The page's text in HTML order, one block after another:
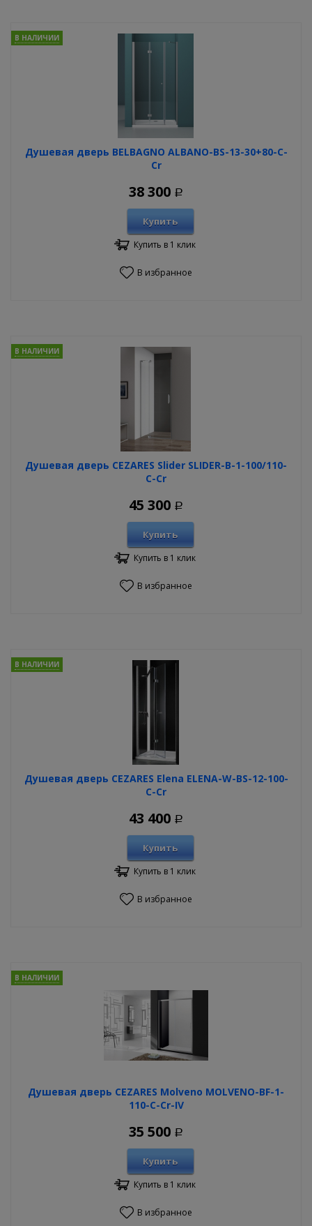
Душевая дверь BELBAGNO ALBANO-BS-13-30+80-C-
Cr
В НАЛИЧИИ
38 300 Р
Купить
Купить в 1 клик
В избранное
Душевая дверь CEZARES Slider SLIDER-B-1-100/110-
C-Cr
В НАЛИЧИИ
45 300 Р
Купить
Купить в 1 клик
В избранное
Душевая дверь CEZARES Elena ELENA-W-BS-12-100-
C-Cr
В НАЛИЧИИ
43 400 Р
Купить
Купить в 1 клик
В избранное
Душевая дверь CEZARES Molveno MOLVENO-BF-1-
110-C-Cr-IV
В НАЛИЧИИ
35 500 Р
Купить
Купить в 1 клик
В избранное